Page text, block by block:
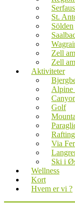
St.
Sölden
Zell
Zell
Aktiviteter
Alpine
Golf
Rafting
Via
Ski i
Wellness
Kort
Hvem er vi ?